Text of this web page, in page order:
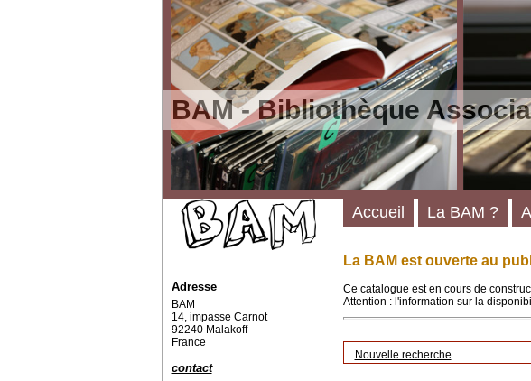
BAM - Bibliothèque
La BAM est ouverte au
Ce catalogue est en cours de
Attention : l'information sur la
Nouvelle recherche
Accueil La BAM ?
Adresse
BAM
14, impasse Carnot
92240 Malakoff
France
contact